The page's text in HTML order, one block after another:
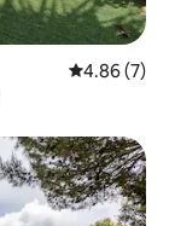
5 ರಲ್ಲಿ 4.86
4.86 (7)